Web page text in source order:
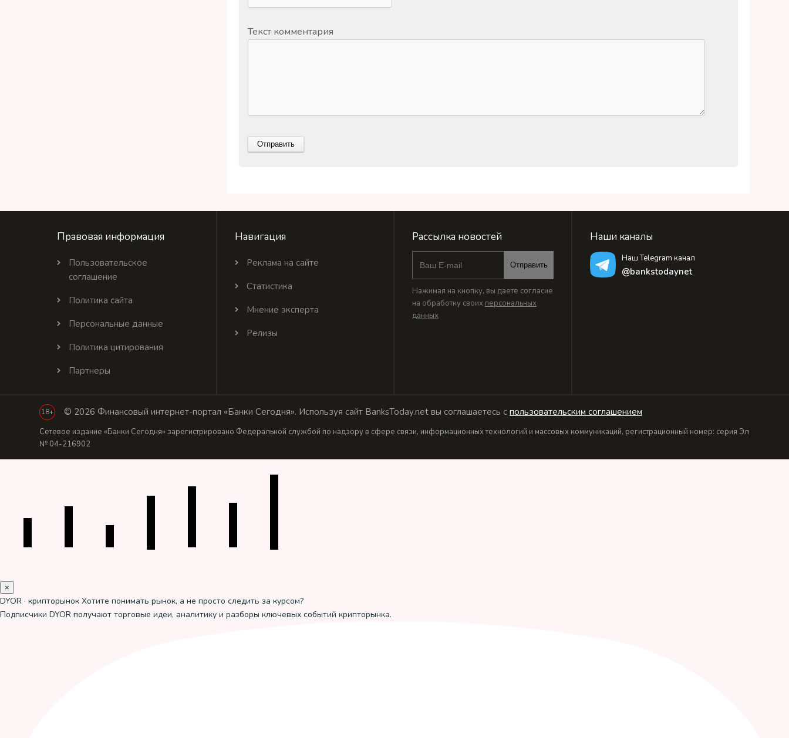
Текст комментария
Правовая информация
Пользовательское
соглашение
Политика сайта
Персональные данные
Политика цитирования
Партнеры
Навигация
Реклама на сайте
Статистика
Мнение эксперта
Релизы
Рассылка новостей
Отправить
Нажимая на кнопку, вы даете согласие
на обработку своих персональных
данных
Наши каналы
Наш Telegram канал
@bankstodaynet
18+ © 2026 Финансовый интернет-портал «Банки Сегодня». Используя сайт BanksToday.net вы соглашаетесь с пользовательским соглашением
Сетевое издание «Банки Сегодня» зарегистрировано Федеральной службой по надзору в сфере связи, информационных технологий и массовых коммуникаций, регистрационный номер: серия Эл
№ 04-216902
×
DYOR · крипторынок Хотите понимать рынок, а не просто следить за курсом?
Подписчики DYOR получают торговые идеи, аналитику и разборы ключевых событий крипторынка.